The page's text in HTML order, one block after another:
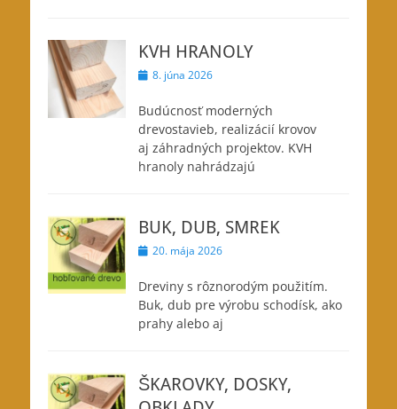
KVH HRANOLY
Posted
8. júna 2026
Budúcnosť moderných
drevostavieb, realizácií krovov
aj záhradných projektov. KVH
hranoly nahrádzajú
BUK, DUB, SMREK
Posted20. mája 2026
Dreviny s rôznorodým použitím.
Buk, dub pre výrobu schodísk, ako
prahy alebo aj
ŠKAROVKY, DOSKY,